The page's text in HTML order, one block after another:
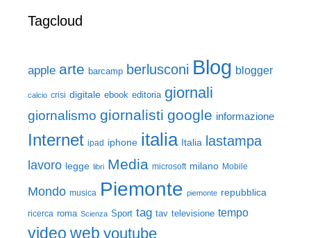
Tagcloud
apple arte barcamp berlusconi Blog blogger
calcio crisi digitale ebook editoria giornali
giornalismo giornalisti google informazione
Internet ipad iphone italia Italia lastampa
lavoro legge libri Media microsoft milano Mobile
Mondo musica Piemonte piemonte repubblica
ricerca roma Scienza Sport tag tav televisione tempo
video web youtube